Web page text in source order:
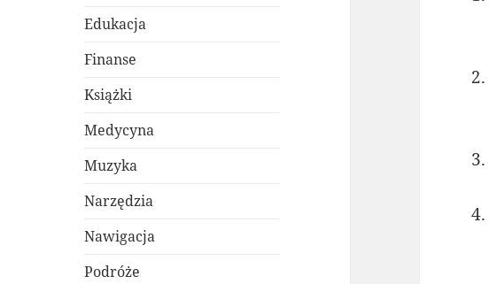
Edukacja
Finanse
Książki
Medycyna
Muzyka
Narzędzia
Nawigacja
Podróże